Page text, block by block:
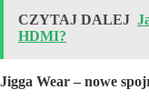
CZYTAJ DALEJ
HDMI?
Jigga Wear – nowe